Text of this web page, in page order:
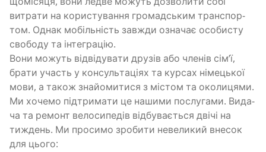
витра­ти на кори­сту­ва­н­ня гро­мад­ським транс­пор­
том. Однак мобіль­ність зав­жди озна­чає осо­би­сту
сво­бо­ду та інтеграцію.
Вони можуть від­ві­ду­ва­ти дру­зів або чле­нів сім’ї,
бра­ти участь у кон­суль­та­ці­ях та кур­сах німе­цької
мови, а також зна­йо­ми­ти­ся з містом та околицями.
Ми хоче­мо під­три­ма­ти це наши­ми послу­га­ми. Вида­
ча та ремонт вело­си­пе­дів від­бу­ва­є­ться дві­чі на
тиждень. Ми про­си­мо зро­би­ти неве­ли­кий вне­сок
для цього: